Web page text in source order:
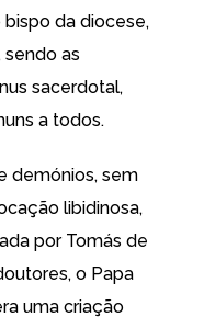
da diocese,
sendo as
sacerdotal,
a todos.
demónios, sem
libidinosa,
por Tomás de
o Papa
uma criação